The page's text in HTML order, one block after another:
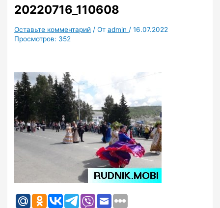
20220716_110608
Оставьте комментарий / Отadmin /16.07.2022
Просмотров: 352